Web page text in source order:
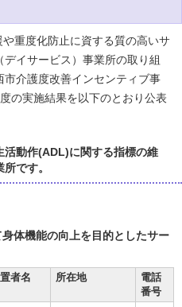
重度化防止に資する質の高いサ
イサービス）事業所の取り組
介護度改善インセンティブ事
の実施結果を以下のとおり公表
活動作(ADL)に関する指標の維
です。
体機能の向上を目的としたサー
者名 所在地
電話
番号